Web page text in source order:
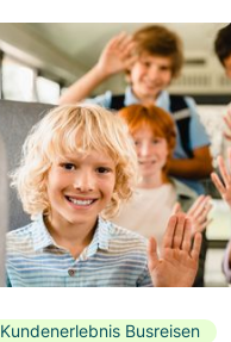
Kundenerlebnis Busreisen